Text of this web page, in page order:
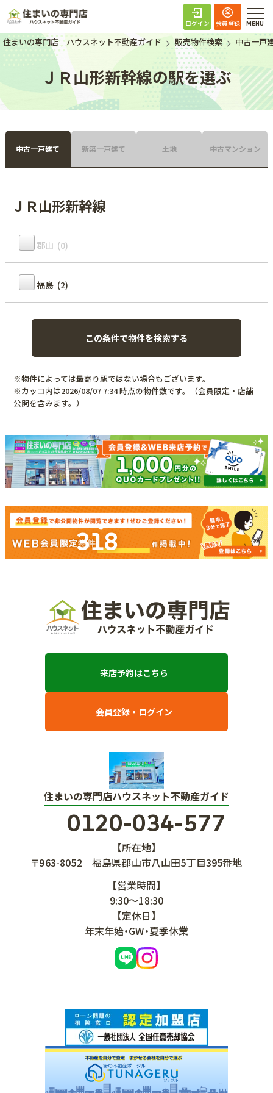
住まいの専門店 ハ
ログイン 会員登録
住まいの専門店 ハウスネット不動産ガイド 販売物件検索 中古一戸
ＪＲ山形新幹線の駅を選ぶ
中古一戸建て 新築一戸建て 土地 中古マンション
ＪＲ山形新幹線
郡山 (0)
福島 (2)
※物件によっては最寄り駅ではない場合もございます。
※カッコ内は2026/08/07 7:34 時点の物件数です。（会員限定・店舗
公開を含みます。）
318
来店予約はこちら
会員登録・ログイン
住まいの専門店ハウスネット不動産ガイド
0120-034-577
【所在地】
〒963-8052
福島県郡山市八山田5丁目395番地
【営業時間】
9:30～18:30
【定休日】
年末年始・GW・夏季休業